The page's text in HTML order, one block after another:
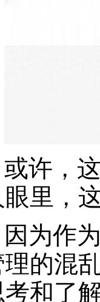
或许，
眼里，
因为作
理的混
考和了